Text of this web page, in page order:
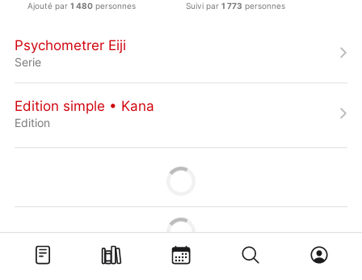
Ajouté par 1 480 personnes Suivi par 1 773 personnes
Psychometrer Eiji
Serie
Edition simple • Kana
Edition